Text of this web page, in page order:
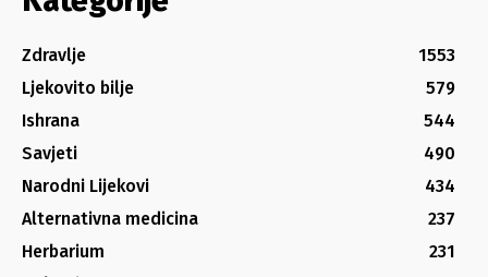
Zdravlje
1553
Ljekovito bilje
579
Ishrana
544
Savjeti
490
Narodni Lijekovi
434
Alternativna medicina
237
Herbarium
231